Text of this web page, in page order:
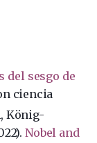
del sesgo de
ciencia
König-
Nobel and